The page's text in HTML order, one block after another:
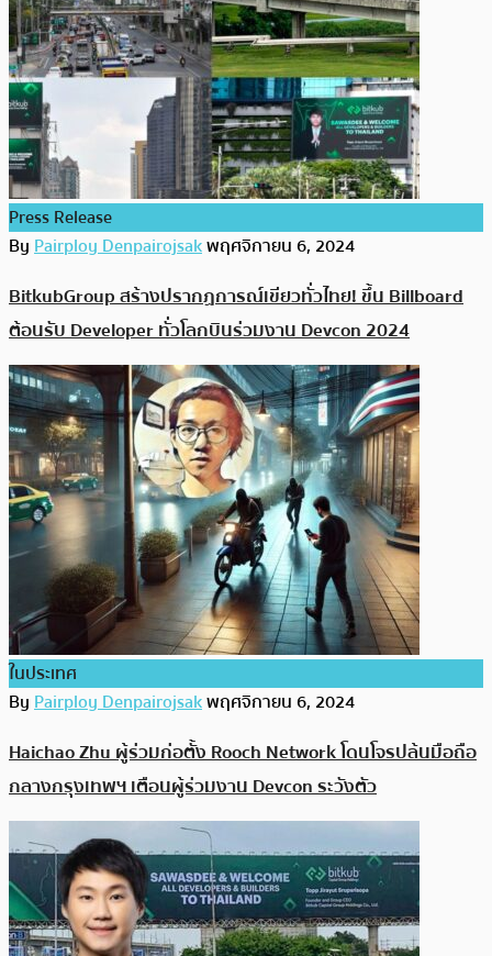
Press Release
ByPairploy Denpairojsakพฤศจิกายน 6, 2024
BitkubGroup สร้างปรากฏการณ์เขียวทั่วไทย! ขึ้น Billboard
ต้อนรับ Developer ทั่วโลกบินร่วมงาน Devcon 2024
ในประเทศ
ByPairploy Denpairojsakพฤศจิกายน 6, 2024
Haichao Zhu ผู้ร่วมก่อตั้ง Rooch Network โดนโจรปล้นมือถือ
กลางกรุงเทพฯ เตือนผู้ร่วมงาน Devcon ระวังตัว